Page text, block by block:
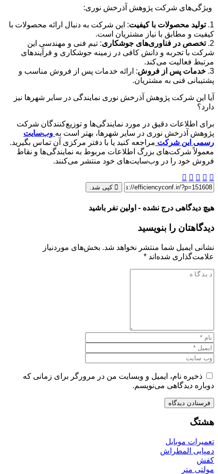
ویژگی‌های شرکت پژوهش آذرخش نوری:
1. تولید محصولات با کیفیت: این شرکت به دنبال ارائه محصولات با
کیفیت و مطابق با نیاز مشتریان است.
2. تخصص در فناوری‌های جوشکاری: تیم فنی و مهندسی این
شرکت با تجربه و دانش کافی در زمینه جوشکاری و فرآیندهای
مرتبط فعالیت می‌کند.
3. خدمات پس از فروش: ارائه خدمات پس از فروش مناسب و
پشتیبانی فنی به مشتریان.
آیا این شرکت پژوهش آذرخش نوری نمایندگی در سایر شهرها نیز
دارد؟
برای اطلاعات دقیق در مورد نمایندگی‌ها و توزیع‌کنندگان شرکت
پژوهش آذرخش نوری در سایر شهرها، بهتر است به وب‌سایت
رسمی این شرکت مراجعه کنید یا با دفتر مرکزی آن تماس بگیرید.
معمولاً شرکت‌های بزرگ اطلاعات مربوط به نمایندگی‌ها و نقاط
فروش خود را در وب‌سایت‌های خود منتشر می‌کنند.
کپی شد.
هیچ دیدگاهی درج نشده - اولین نفر باشید
دیدگاهتان را بنویسید
نشانی ایمیل شما منتشر نخواهد شد. بخش‌های موردنیاز
علامت‌گذاری شده‌اند *
ذخیره نام، ایمیل و وبسایت من در مرورگر برای زمانی که
دوباره دیدگاهی می‌نویسم.
هشتگ
تعمیرات موبایل
دمپایی المطراش
کفش
مولتی متر